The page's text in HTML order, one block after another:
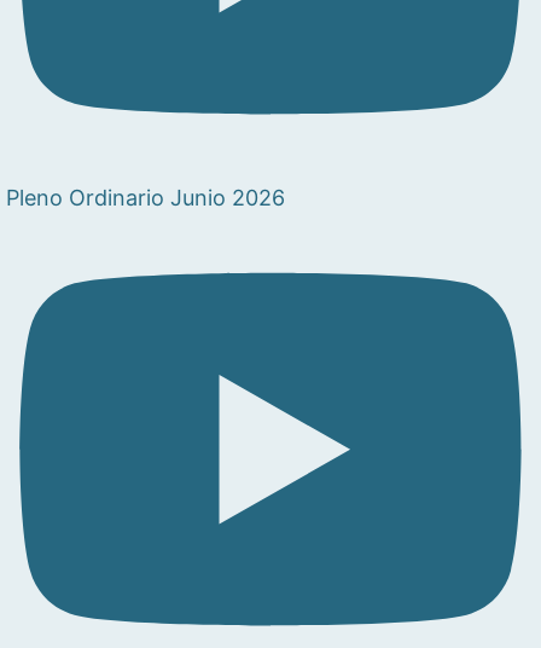
Pleno Ordinario Junio 2026